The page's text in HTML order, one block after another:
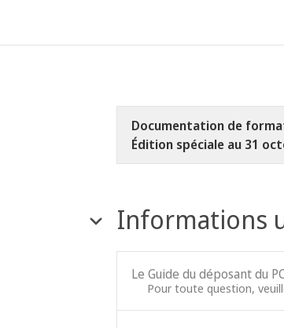
Documentation de
Édition spéciale au 31
Informations
Le Guide du déposant du
Pour toute question,